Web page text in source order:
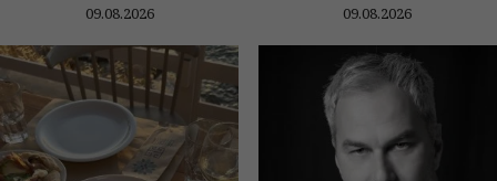
09.08.2026 09.08.2026